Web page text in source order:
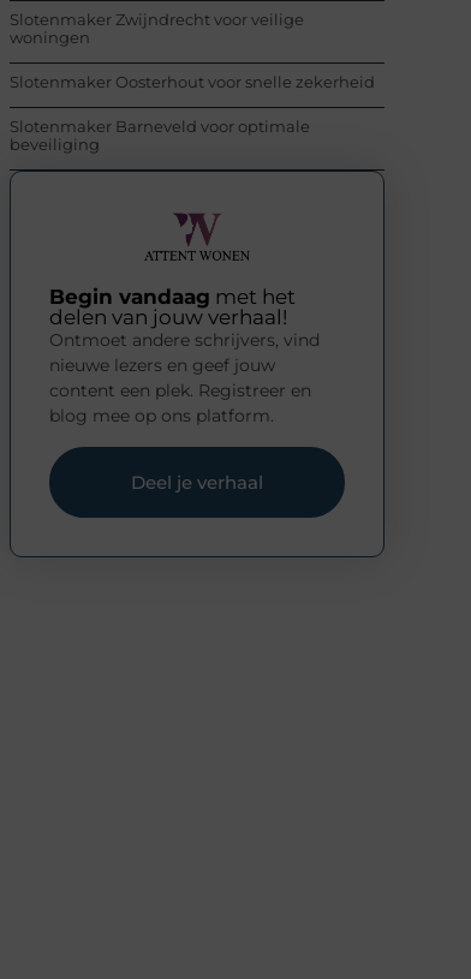
Slotenmaker Zwijndrecht voor veilige
woningen
Slotenmaker Oosterhout voor snelle zekerheid
Slotenmaker Barneveld voor optimale
beveiliging
Begin vandaag met het
delen van jouw verhaal!
Ontmoet andere schrijvers, vind
nieuwe lezers en geef jouw
content een plek. Registreer en
blog mee op ons platform.
Deel je verhaal